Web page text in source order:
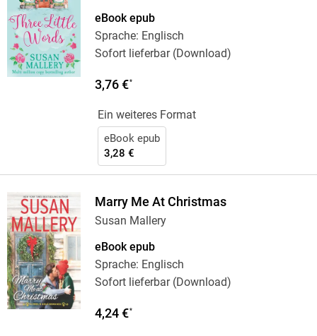
eBook epub
Sprache: Englisch
Sofort lieferbar (Download)
3,76 €*
Ein weiteres Format
eBook epub
3,28 €
Marry Me At Christmas
Susan Mallery
eBook epub
Sprache: Englisch
Sofort lieferbar (Download)
4,24 €*